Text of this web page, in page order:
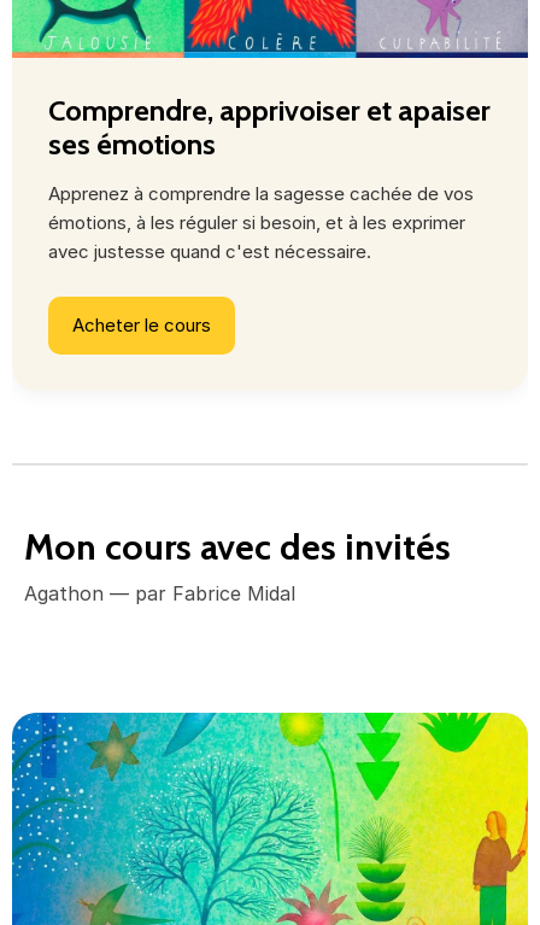
Comprendre, apprivoiser et apaiser
ses émotions
Apprenez à comprendre la sagesse cachée de vos
émotions, à les réguler si besoin, et à les exprimer
avec justesse quand c'est nécessaire.
Acheter le cours
Mon cours avec des invités
Agathon — par Fabrice Midal